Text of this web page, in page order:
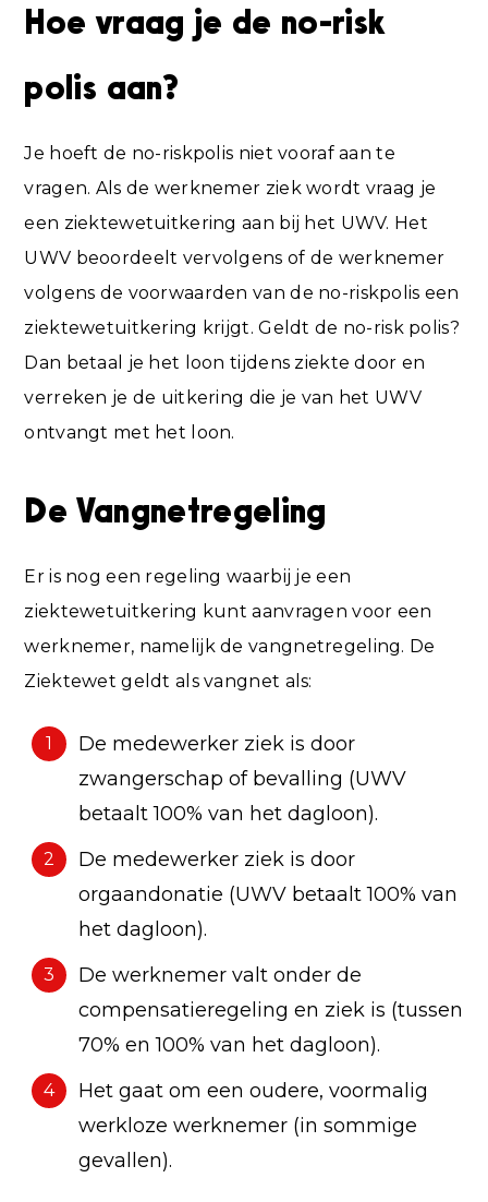
Hoe vraag je de no-risk
polis aan?
Je hoeft de no-riskpolis niet vooraf aan te
vragen. Als de werknemer ziek wordt vraag je
een ziektewetuitkering aan bij het UWV. Het
UWV beoordeelt vervolgens of de werknemer
volgens de voorwaarden van de no-riskpolis een
ziektewetuitkering krijgt. Geldt de no-risk polis?
Dan betaal je het loon tijdens ziekte door en
verreken je de uitkering die je van het UWV
ontvangt met het loon.
De Vangnetregeling
Er is nog een regeling waarbij je een
ziektewetuitkering kunt aanvragen voor een
werknemer, namelijk de vangnetregeling. De
Ziektewet geldt als vangnet als:
1
De medewerker ziek is door
zwangerschap of bevalling (UWV
betaalt 100% van het dagloon).
2
De medewerker ziek is door
orgaandonatie (UWV betaalt 100% van
het dagloon).
3
De werknemer valt onder de
compensatieregeling en ziek is (tussen
70% en 100% van het dagloon).
4
Het gaat om een oudere, voormalig
werkloze werknemer (in sommige
gevallen).